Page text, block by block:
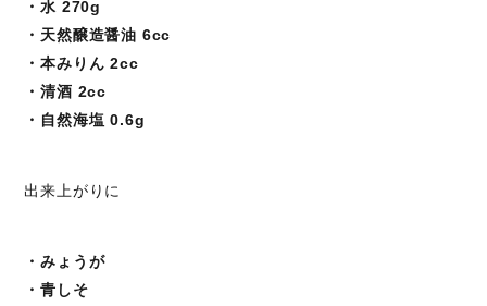
・水 270g
・天然醸造醤油 6cc
・本みりん 2cc
・清酒 2cc
・自然海塩 0.6g
出来上がりに
・みょうが
・青しそ